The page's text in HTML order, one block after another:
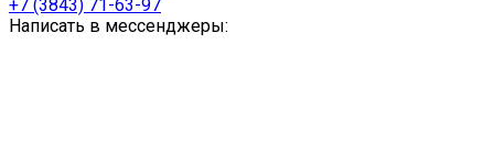
+7 (3843) 71-63-97
Написать в мессенджеры: